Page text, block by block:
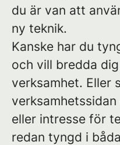
du är van att
ny teknik.
Kanske har du
och vill bredda
verksamhet. Eller
eller intresse för
redan tyngd i